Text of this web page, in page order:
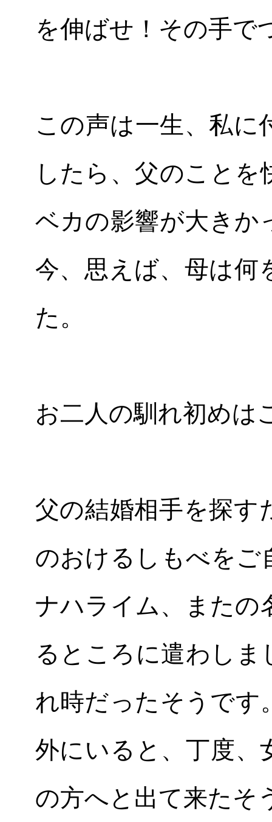
を伸ばせ！その手で
この声は一生、私
したら、父のこと
ベカの影響が大きか
今、思えば、母は何
た。
お二人の馴れ初めは
父の結婚相手を探す
のおけるしもべをご
ナハライム、またの
るところに遣わし
れ時だったそうです
外にいると、丁度、
の方へと出て来たそ